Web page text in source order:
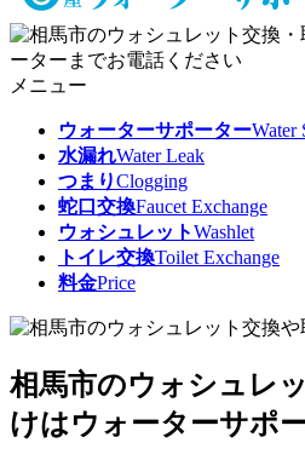
メニュー
ウォーターサポーターWater
水漏れWater Leak
つまりClogging
蛇口交換Faucet Exchange
ウォシュレットWashlet
トイレ交換Toilet Exchange
料金Price
相馬市のウォシュレ
けはウォーターサポ